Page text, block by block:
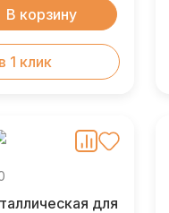
В корзину
1 клик
для